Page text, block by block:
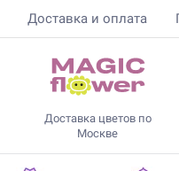
Доставка и оплата
Доставка цветов по
Москве